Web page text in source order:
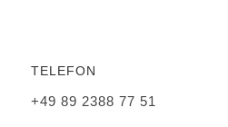
TELEFON
+49 89 2388 77 51